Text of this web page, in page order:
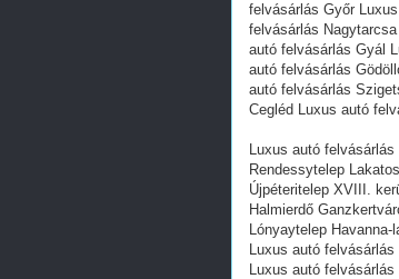
felvásárlás Győr
felvásárlás
autó felvásárlás Gyál
autó felvásárlás
autó felvásárlás
Cegléd Luxus autó
Luxus autó
Rendessytelep
Újpéteritelep XVIII.
Halmierdő
Lónyaytelep Havanna-
Luxus autó
Luxus autó